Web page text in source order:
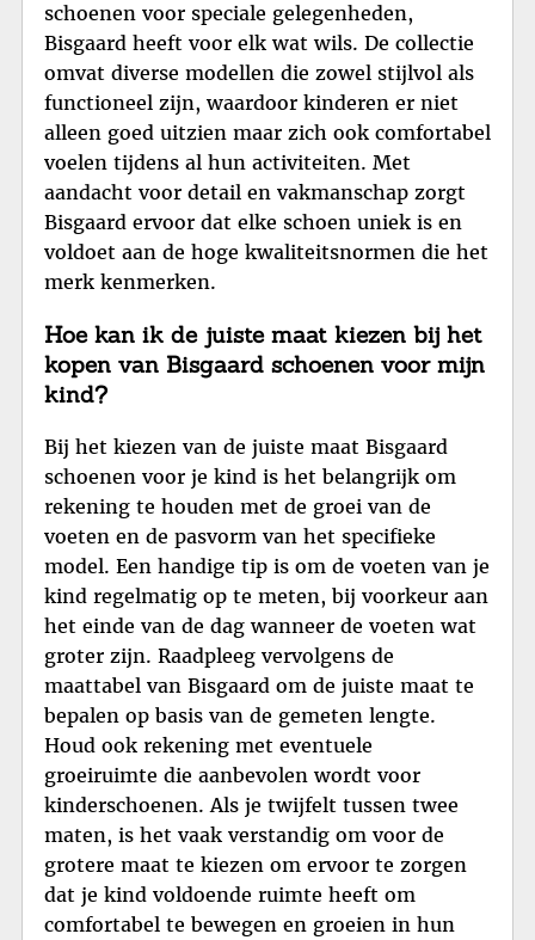
schoenen voor speciale gelegenheden,
Bisgaard heeft voor elk wat wils. De collectie
omvat diverse modellen die zowel stijlvol als
functioneel zijn, waardoor kinderen er niet
alleen goed uitzien maar zich ook comfortabel
voelen tijdens al hun activiteiten. Met
aandacht voor detail en vakmanschap zorgt
Bisgaard ervoor dat elke schoen uniek is en
voldoet aan de hoge kwaliteitsnormen die het
merk kenmerken.
Hoe kan ik de juiste maat kiezen bij het
kopen van Bisgaard schoenen voor mijn
kind?
Bij het kiezen van de juiste maat Bisgaard
schoenen voor je kind is het belangrijk om
rekening te houden met de groei van de
voeten en de pasvorm van het specifieke
model. Een handige tip is om de voeten van je
kind regelmatig op te meten, bij voorkeur aan
het einde van de dag wanneer de voeten wat
groter zijn. Raadpleeg vervolgens de
maattabel van Bisgaard om de juiste maat te
bepalen op basis van de gemeten lengte.
Houd ook rekening met eventuele
groeiruimte die aanbevolen wordt voor
kinderschoenen. Als je twijfelt tussen twee
maten, is het vaak verstandig om voor de
grotere maat te kiezen om ervoor te zorgen
dat je kind voldoende ruimte heeft om
comfortabel te bewegen en groeien in hun